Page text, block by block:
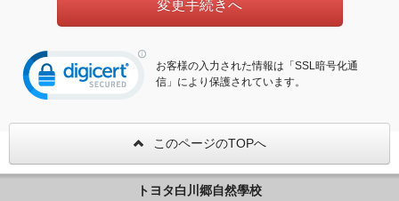
お客様の入力された情報は「SSL暗号化通
信」により保護されています。
このページのTOPへ
トヨタ白川郷自然學校